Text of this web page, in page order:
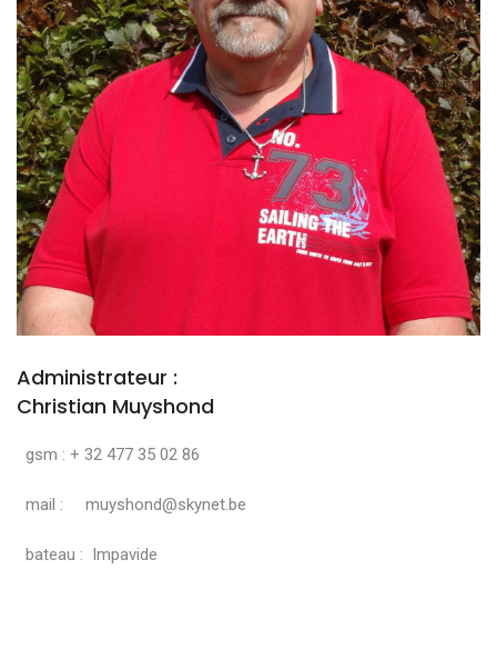
Administrateur :
Christian Muyshond
gsm : + 32 477 35 02 86
mail : muyshond@skynet.be
bateau : Impavide